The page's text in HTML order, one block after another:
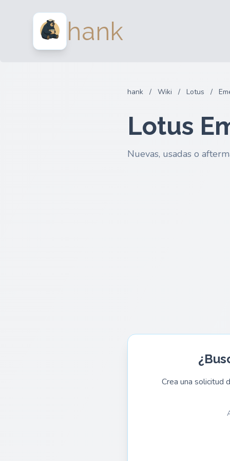
hank
hank / Wiki / Lotus /
Lotus
Nuevas, usadas o
Crea una solicitud